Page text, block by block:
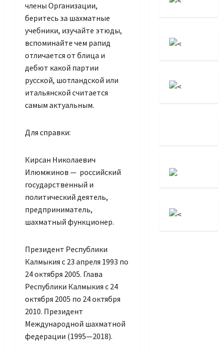
члены Организации,
беритесь за шахматные
учебники, изучайте этюды,
вспоминайте чем рапид
отличается от блица и
дебют какой партии
русской, шотландской или
итальянской считается
самым актуальным.
Для справки:
Кирсан Николаевич
Илюмжинов — российский
государственный и
политический деятель,
предприниматель,
шахматный функционер.
Президент Республики
Калмыкия с 23 апреля 1993 по
24 октября 2005. Глава
Республики Калмыкия с 24
октября 2005 по 24 октября
2010. Президент
Международной шахматной
федерации (1995—2018).